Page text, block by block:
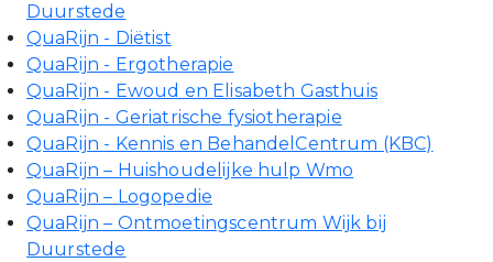
Duurstede
QuaRijn - Diëtist
QuaRijn - Ergotherapie
QuaRijn - Ewoud en Elisabeth Gasthuis
QuaRijn - Geriatrische fysiotherapie
QuaRijn - Kennis en BehandelCentrum (KBC)
QuaRijn – Huishoudelijke hulp Wmo
QuaRijn – Logopedie
QuaRijn – Ontmoetingscentrum Wijk bij
Duurstede